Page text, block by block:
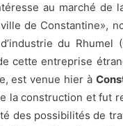
au marché
de Constantine»,
du Rhumel
cette entreprise
est venue hier à
la construction et fut
des possibilités de